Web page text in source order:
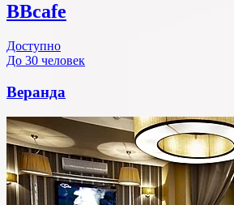
BBcafe
Доступно
До 30 человек
Веранда